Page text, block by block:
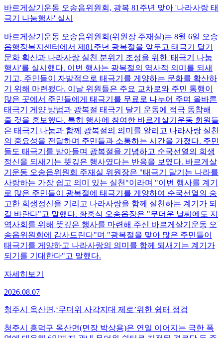
바르게살기운동 오송읍위원회, 광복 81주년 맞아 '나라사랑 태
극기 나눔행사' 실시
바르게살기운동 오송읍위원회(위원장 주재실)는 8월 6일 오송
읍행정복지센터에서 제81주년 광복절을 앞두고 태극기 달기
문화 확산과 나라사랑 실천 분위기 조성을 위한 '태극기 나눔
행사'​를 실시했다. 이번 행사는 광복절의 역사적 의미를 되새
기고, 주민들이 자발적으로 태극기를 게양하는 문화를 확산하
기 위해 마련됐다. 이날 위원들은 주요 교차로와 주민 통행이
많은 곳에서 주민들에게 태극기를 무료로 나누어 주며 올바른
태극기 게양 방법과 광복절 태극기 달기 운동에 적극 동참해
줄 것을 홍보했다. 특히 행사에 참여한 바르게살기운동 회원들
은 태극기 나눔과 함께 광복절의 의미를 알리고 나라사랑 실천
의 중요성을 전달하며 주민들과 소통하는 시간을 가졌다. 주민
들도 태극기를 받아들며 광복절을 기념하고 순국선열의 희생
정신을 되새기는 뜻깊은 행사였다는 반응을 보였다. 바르게살
기운동 오송읍위원회 주재실 위원장은 "태극기 달기는 나라를
사랑하는 가장 쉽고 의미 있는 실천"이라며 "이번 행사를 계기
로 많은 주민들이 광복절에 태극기를 게양하여 순국선열의 숭
고한 희생정신을 기리고 나라사랑을 함께 실천하는 계기가 되
길 바란다"고 말했다. 황홍식 오송읍장은 "무더운 날씨에도 지
역사회를 위해 뜻깊은 행사를 마련해 주신 바르게살기운동 오
송읍위원회에 감사드린다"며 "광복절을 맞아 많은 주민들이
태극기를 게양하고 나라사랑의 의미를 함께 되새기는 계기가
되기를 기대한다"고 말했다.
자세히보기
2026.08.07
청주시 옥산면,‘무더위 사각지대 제로’위한 쉼터 점검
청주시 흥덕구 옥산면(면장 박상용)은 연일 이어지는 극한 폭